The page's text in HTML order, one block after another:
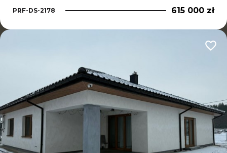
PRF-DS-2178 615 000 zł